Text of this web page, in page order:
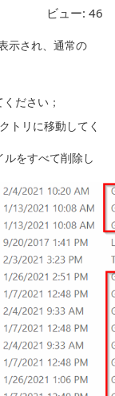
ビュー: 46
示され、通常の
ださい；
トリに移動してく
ルをすべて削除し